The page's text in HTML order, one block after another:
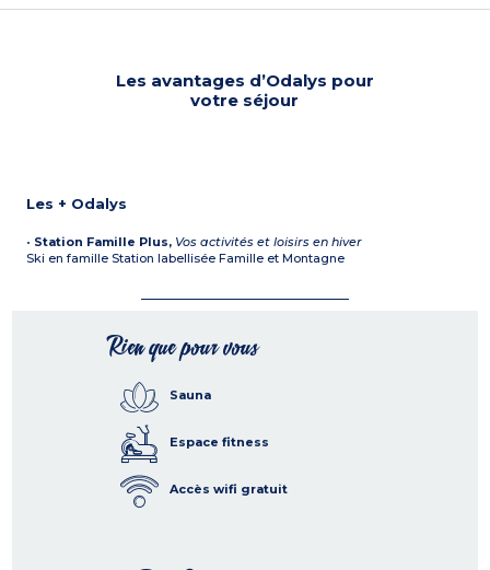
Les avantages d’Odalys pour
votre séjour
Les + Odalys
• Station Famille Plus, Vos activités et loisirs en hiver
Ski en famille Station labellisée Famille et Montagne
Rien que pour vous
Sauna
Espace fitness
Accès wifi gratuit